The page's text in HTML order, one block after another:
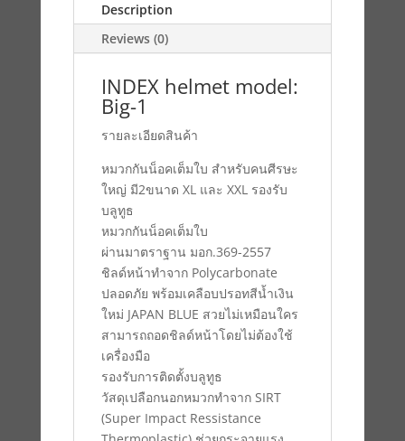
Description
Reviews (0)
INDEX helmet model:
Big-1
รายละเอียดสินค้า
หมวกกันน็อคเต็มใบ สำหรับคนศีรษะ
ใหญ่ มี2ขนาด XL และ XXL รองรับ
บลูทูธ
หมวกกันน็อคเต็มใบ
ผ่านมาตราฐาน มอก.369-2557
ชิลด์หน้าทำจาก Polycarbonate
ปลอดภัย พร้อมเคลือบปรอทสีน้ำเงิน
ใหม่ JAPAN BLUE สวยไม่เหมือนใคร
สามารถถอดชิลด์หน้าโดยไม่ต้องใช้
เครื่องมือ
รองรับการติดตั้งบลูทูธ
วัสดุเปลือกนอกหมวกทำจาก SIRT
(Super Impact Ressistance